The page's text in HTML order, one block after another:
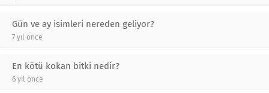
Gün ve ay isimleri nereden geliyor?
7 yıl önce
En kötü kokan bitki nedir?
6 yıl önce